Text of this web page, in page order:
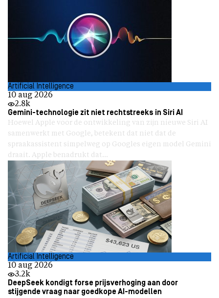
Artificial Intelligence
10 aug 2026
2.8k
Gemini-technologie zit niet rechtstreeks in Siri AI
Hoewel Apple voor de ontwikkeling van zijn nieuwe Siri AI
samenwerkt met Google, betekent dat niet dat de
spraakassistent simpelweg op Googles eigen model Gemini
draait. Apple benadrukt dat...
Artificial Intelligence
10 aug 2026
3.2k
DeepSeek kondigt forse prijsverhoging aan door
stijgende vraag naar goedkope AI-modellen